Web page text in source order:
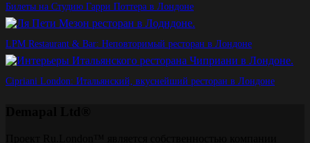
Билеты на Студию Гарри Поттера в Лондоне
LPM Restaurant & Bar: Неповторимый ресторан в Лондоне
Cipriani London: Итальянский, вкуснейший ресторан в Лондоне